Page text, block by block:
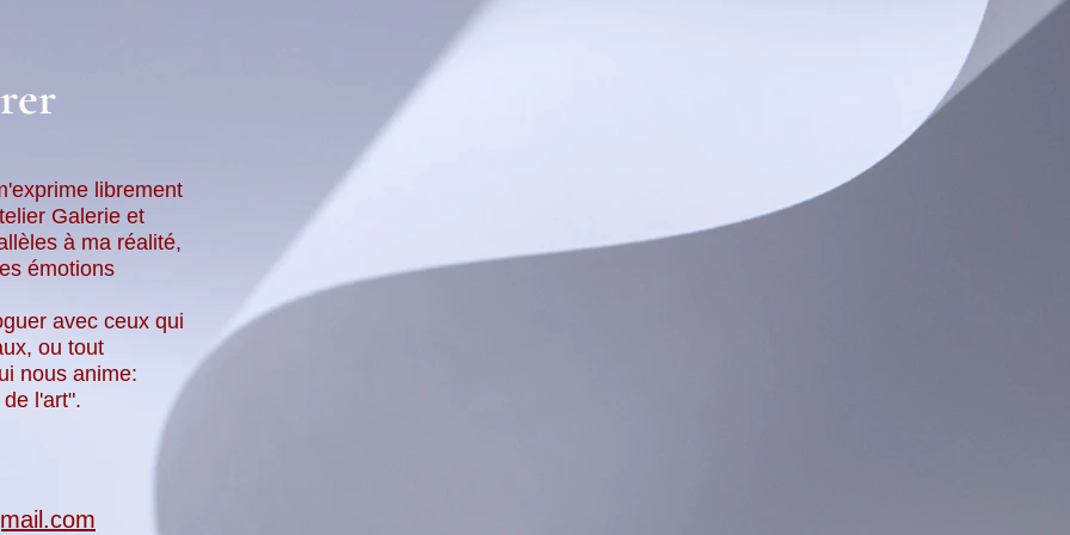
librement
Galerie et
à ma réalité,
émotions
avec ceux qui
ou tout
nous anime:
l'art".